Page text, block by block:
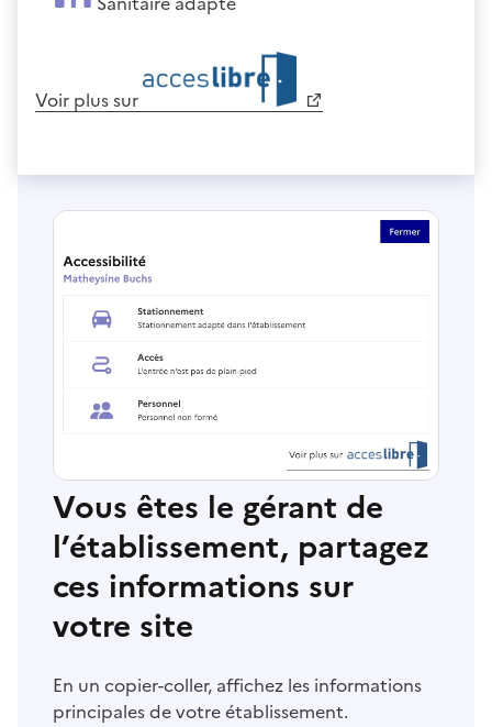
Voir plus sur
Vous êtes le gérant de
l’établissement, partagez
ces informations sur
votre site
En un copier-coller, affichez les informations
principales de votre établissement.